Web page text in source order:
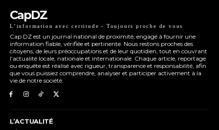
CapDZ
L’information avec certitude - Toujours proche de vous
Cap DZ est un journal national de proximité, engagé à fournir une
information fiable, vérifiée et pertinente. Nous restons proches des
citoyens, de leurs préoccupations et de leur quotidien, tout en couvrant
l’actualité locale, nationale et internationale. Chaque article, reportage
ou enquête est réalisé avec rigueur, transparence et responsabilité, afin
que vous puissiez comprendre, analyser et participer activement à la
vie de notre société.
L’ACTUALITÉ